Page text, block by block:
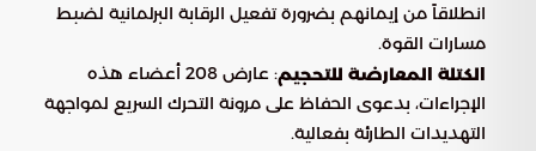
انطلاقاً من إيمانهم بضرورة تفعيل الرقابة البرلمانية لضبط
مسارات القوة.
الكتلة المعارضة للتحجيم
: عارض 208 أعضاء هذه
الإجراءات، بدعوى الحفاظ على مرونة التحرك السريع لمواجهة
التهديدات الطارئة بفعالية.